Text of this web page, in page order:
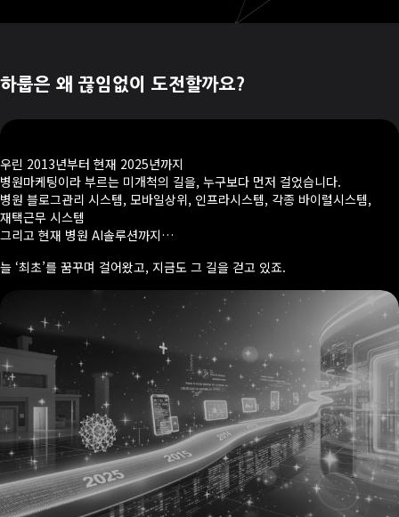
하룹은 왜 끊임없이 도전할까요?
우린 2013년부터 현재 2025년까지
병원마케팅이라 부르는 미개척의 길을, 누구보다 먼저 걸었습니다.
병원 블로그관리 시스템, 모바일상위, 인프라시스템, 각종 바이럴시스템,
재택근무 시스템
그리고 현재 병원 AI솔루션까지…
늘 ‘최초’를 꿈꾸며 걸어왔고, 지금도 그 길을 걷고 있죠.